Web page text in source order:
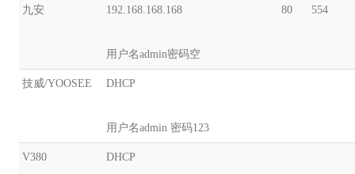
九安 192.168.168.168
用户名admin密码空
80 554
技威/YOOSEE DHCP
用户名admin 密码123
V380 DHCP